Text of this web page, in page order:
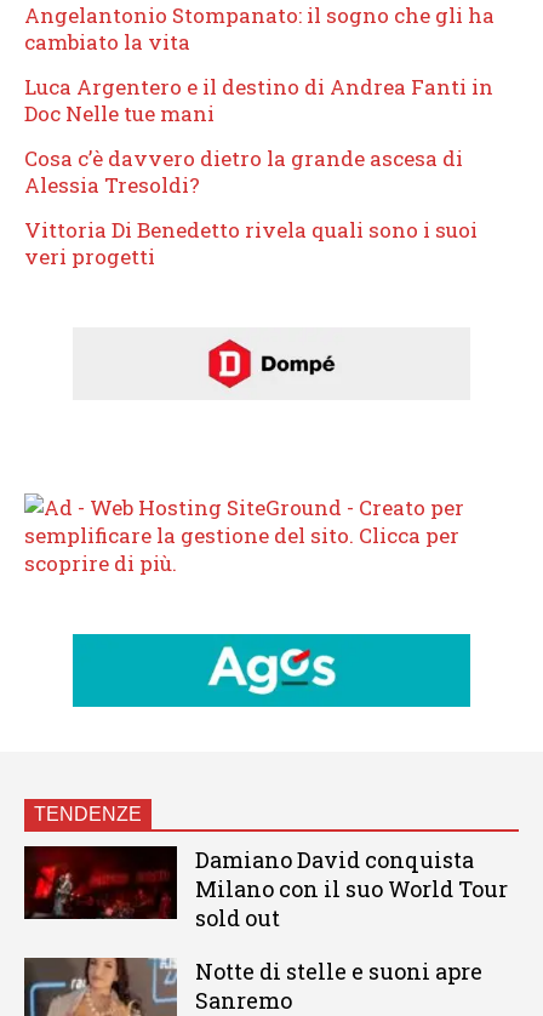
Angelantonio Stompanato: il sogno che gli ha
cambiato la vita
Luca Argentero e il destino di Andrea Fanti in
Doc Nelle tue mani
Cosa c’è davvero dietro la grande ascesa di
Alessia Tresoldi?
Vittoria Di Benedetto rivela quali sono i suoi
veri progetti
TENDENZE
Damiano David conquista
Milano con il suo World Tour
sold out
Notte di stelle e suoni apre
Sanremo